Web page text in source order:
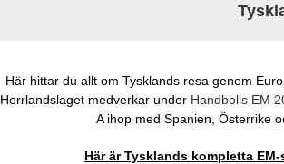
Här hittar du allt om Tysklands resa genom
Herrlandslaget medverkar under Handbolls EM
A ihop med Spanien, Österrike
Här är Tysklands kompletta